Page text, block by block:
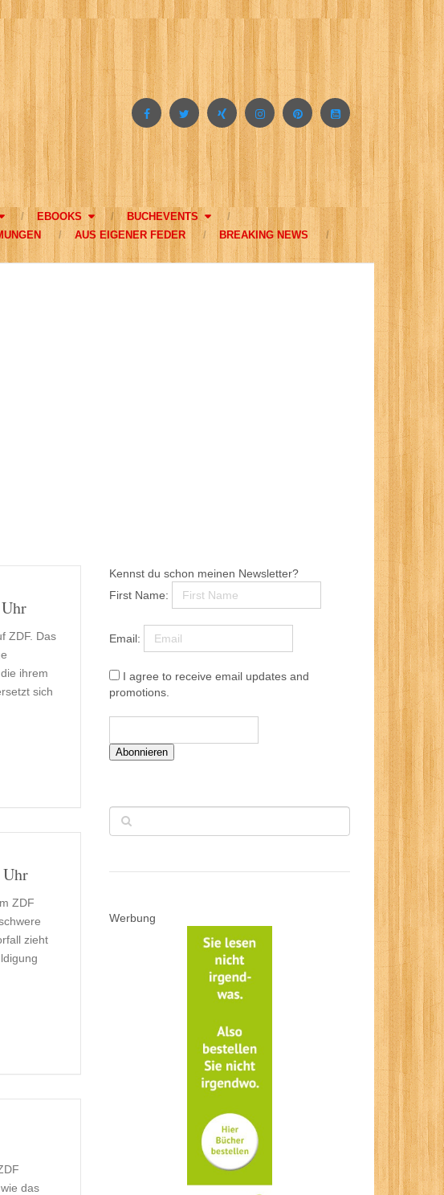
EBOOKS
BUCHEVENTS
AUS EIGENER FEDER
BREAKING NEWS
ZDF. Das
ihrem
sich
Uhr
ZDF
zieht
das
Kennst du schon meinen Newsletter?
First Name:
Email:
I agree to receive email updates and
promotions.
Abonnieren
Werbung